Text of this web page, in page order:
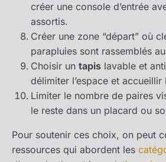
créer une console d’entrée
assortis.
Créer une zone “départ” où
parapluies sont rassemblés
Choisir un tapis lavable et
délimiter l’espace et accueillir
Limiter le nombre de paires
le reste dans un placard ou
Pour soutenir ces choix, on peut
ressources qui abordent les